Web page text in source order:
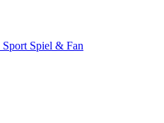
Sport Spiel & Fan